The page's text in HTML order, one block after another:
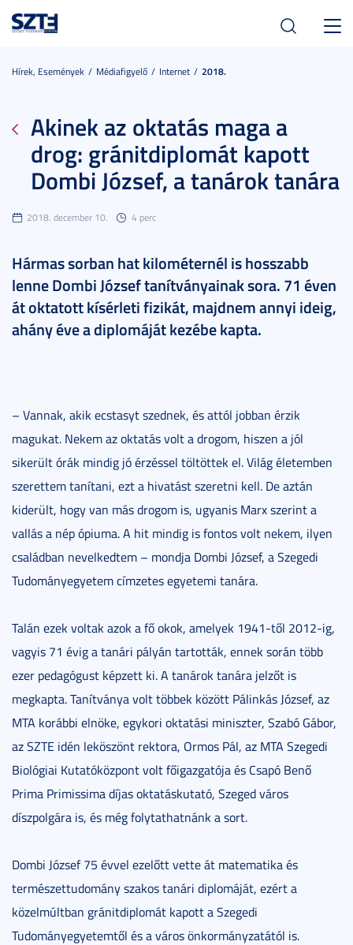
Hírek, Események Médiafigyelő Internet 2018.
Akinek az oktatás maga a
drog: gránitdiplomát kapott
Dombi József, a tanárok tanára
2018. december 10. 4 perc
Hármas sorban hat kilométernél is hosszabb
lenne Dombi József tanítványainak sora. 71 éven
át oktatott kísérleti fizikát, majdnem annyi ideig,
ahány éve a diplomáját kezébe kapta.
– Vannak, akik ecstasyt szednek, és attól jobban érzik
magukat. Nekem az oktatás volt a drogom, hiszen a jól
sikerült órák mindig jó érzéssel töltöttek el. Világ életemben
szerettem tanítani, ezt a hivatást szeretni kell. De aztán
kiderült, hogy van más drogom is, ugyanis Marx szerint a
vallás a nép ópiuma. A hit mindig is fontos volt nekem, ilyen
családban nevelkedtem – mondja Dombi József, a Szegedi
Tudományegyetem címzetes egyetemi tanára.
Talán ezek voltak azok a fő okok, amelyek 1941-től 2012-ig,
vagyis 71 évig a tanári pályán tartották, ennek során több
ezer pedagógust képzett ki. A tanárok tanára jelzőt is
megkapta. Tanítványa volt többek között Pálinkás József, az
MTA korábbi elnöke, egykori oktatási miniszter, Szabó Gábor,
az SZTE idén leköszönt rektora, Ormos Pál, az MTA Szegedi
Biológiai Kutatóközpont volt főigazgatója és Csapó Benő
Prima Primissima díjas oktatáskutató, Szeged város
díszpolgára is, és még folytathatnánk a sort.
Dombi József 75 évvel ezelőtt vette át matematika és
természettudomány szakos tanári diplomáját, ezért a
közelmúltban gránitdiplomát kapott a Szegedi
Tudományegyetemtől és a város önkormányzatától is.